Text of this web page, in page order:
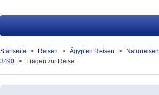
Service
Presse
Startseite Reisen Ãgypten Reisen Naturreisen
3490
Fragen zur Reise